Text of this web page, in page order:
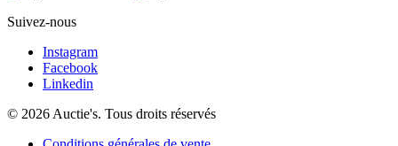
Suivez-nous
Instagram
Facebook
Linkedin
© 2026 Auctie's. Tous droits réservés